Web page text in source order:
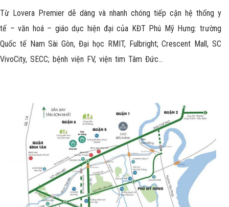
1 km): Trường học các cấp từ mầm
non đến THPT, chợ Tân Liêm, Vinmart,
bệnh viện…
Từ Lovera Premier dễ dàng và nhanh chóng tiếp cận hệ thống y
tế – văn hoá – giáo dục hiện đại của KĐT Phú Mỹ Hưng: trường
Quốc tế Nam Sài Gòn, Đại học RMIT, Fulbright; Crescent Mall, SC
VivoCity, SECC; bệnh viện FV, viện tim Tâm Đức…